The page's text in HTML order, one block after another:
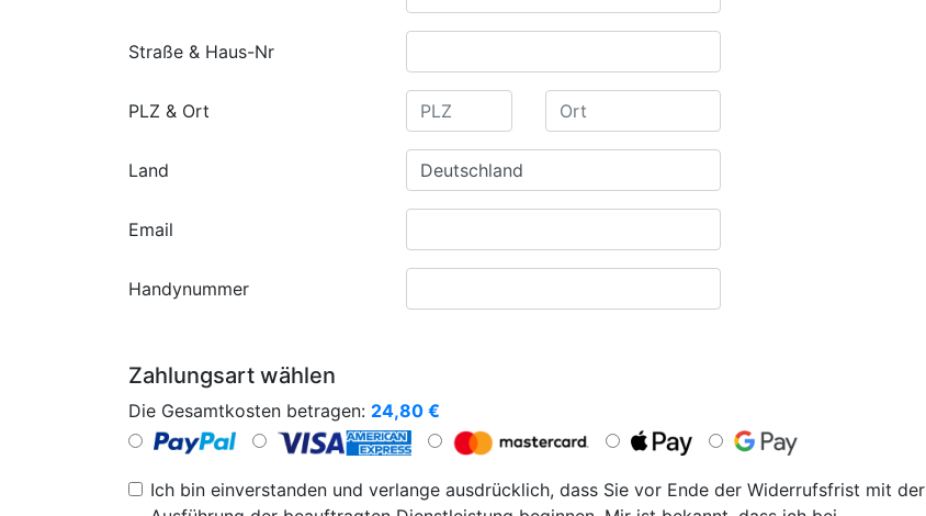
Straße & Haus-Nr
PLZ & Ort
Land
Email
Handynummer
Zahlungsart wählen
Die Gesamtkosten betragen: 24,80 €
Ich bin einverstanden und verlange ausdrücklich, dass Sie vor Ende der Widerrufsfrist mit der